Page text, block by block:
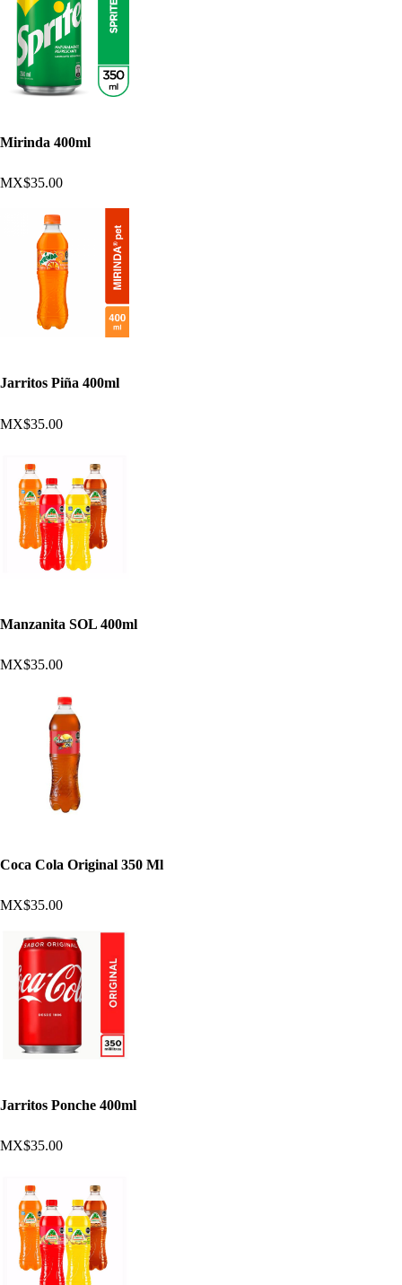
Mirinda 400ml
MX$35.00
Jarritos Piña 400ml
MX$35.00
Manzanita SOL 400ml
MX$35.00
Coca Cola Original 350 Ml
MX$35.00
Jarritos Ponche 400ml
MX$35.00